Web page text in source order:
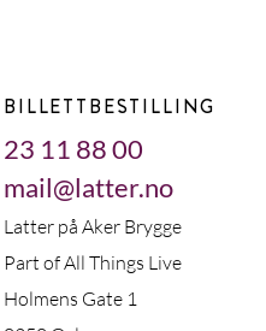
BILLETTBESTILLING
23 11 88 00
mail@latter.no
Latter på Aker Brygge
Part of All Things Live
Holmens Gate 1